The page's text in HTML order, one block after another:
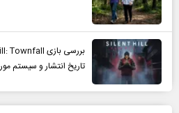
تاریخ انتشار و سیستم